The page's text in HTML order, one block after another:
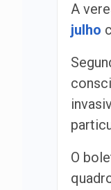
A
julho
O